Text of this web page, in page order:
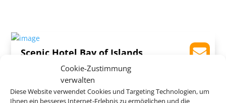
Cookie-Zustimmung
verwalten
Diese Website verwendet Cookies und Targeting Technologien, um
Ihnen ein besseres Internet-Erlebnis zu ermöglichen und die
Scenic Hotel Bay of Islands
Paihia, Nordinsel